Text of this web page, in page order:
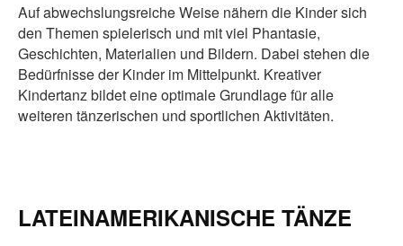
Auf abwechslungsreiche Weise nähern die Kinder sich
den Themen spielerisch und mit viel Phantasie,
Geschichten, Materialien und Bildern. Dabei stehen die
Bedürfnisse der Kinder im Mittelpunkt. Kreativer
Kindertanz bildet eine optimale Grundlage für alle
weiteren tänzerischen und sportlichen Aktivitäten.
LATEINAMERIKANISCHE TÄNZE